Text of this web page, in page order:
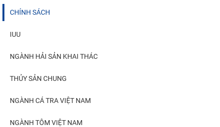
CHÍNH SÁCH
IUU
NGÀNH HẢI SẢN KHAI THÁC
THỦY SẢN CHUNG
NGÀNH CÁ TRA VIỆT NAM
NGÀNH TÔM VIỆT NAM